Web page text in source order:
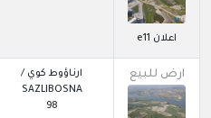
اعلان e11
ارض للبيع
ارناؤوط كوي /
SAZLIBOSNA
98